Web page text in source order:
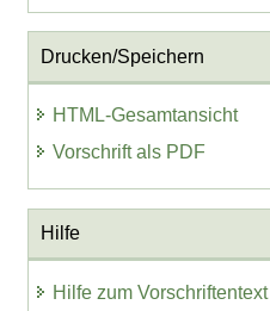
Drucken/Speichern
HTML-Gesamtansicht
Vorschrift als PDF
Hilfe
Hilfe zum Vorschriftentext